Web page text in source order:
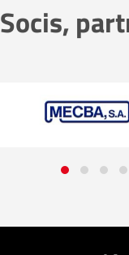
Socis,